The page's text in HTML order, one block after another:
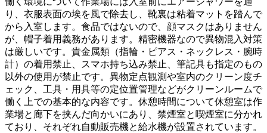
り、衣服表面の埃を風で除去し、靴裏は粘着マットを踏んで
から入室します。食品ではないので、顔マスクはありません
が、帽子着用義務があります。精密機器なので異物混入対策
は厳しいです。貴金属類（指輪・ピアス・ネックレス・腕時
計）の着用禁止、スマホ持ち込み禁止、筆記具も指定のもの
以外の使用が禁止です。異物定点観測や室内のクリーン度チ
ェック、工具・用具等の定位置管理などがクリーンルームで
働く上での基本的な内容です。休憩時間について休憩室は作
業場と廊下を挟んだ向かいにあり、禁煙室と喫煙室に分かれ
ており、それぞれ自動販売機と給水機が設置されています。